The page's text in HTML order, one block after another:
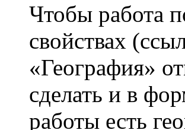
Чтобы работа
свойствах
«География»
сделать и в
работы есть